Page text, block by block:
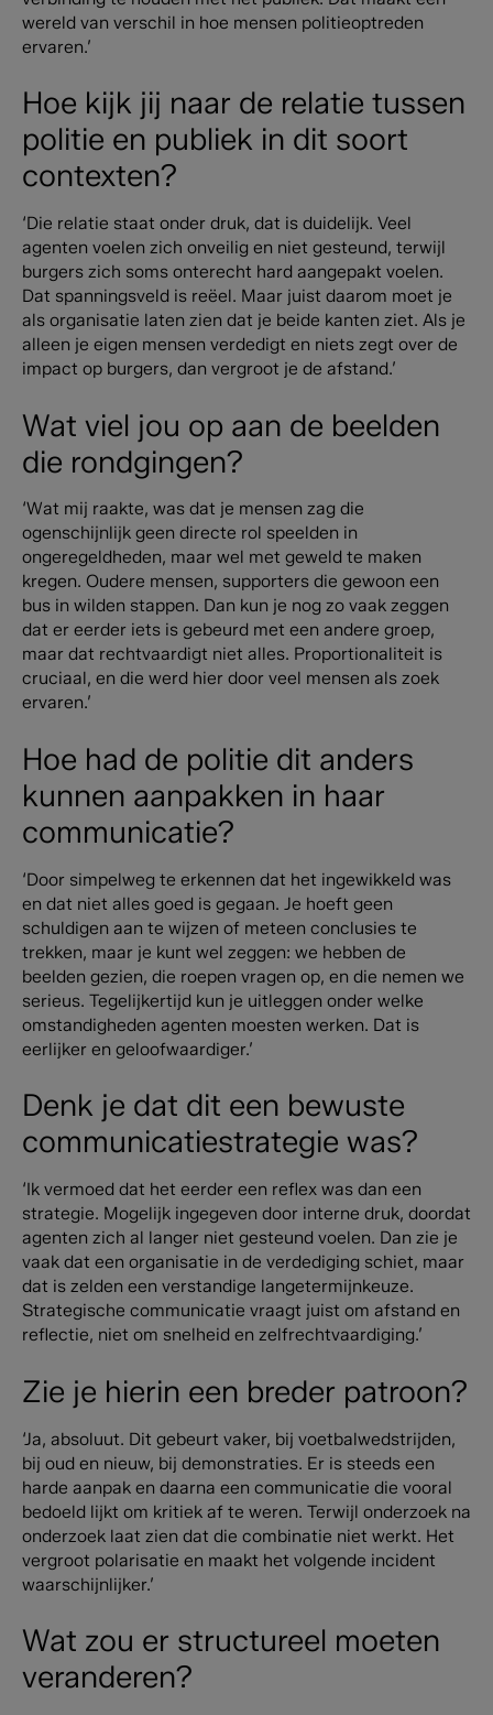
wereld van verschil in hoe mensen politieoptreden
ervaren.’
Hoe kijk jij naar de relatie tussen
politie en publiek in dit soort
contexten?
‘Die relatie staat onder druk, dat is duidelijk. Veel
agenten voelen zich onveilig en niet gesteund, terwijl
burgers zich soms onterecht hard aangepakt voelen.
Dat spanningsveld is reëel. Maar juist daarom moet je
als organisatie laten zien dat je beide kanten ziet. Als je
alleen je eigen mensen verdedigt en niets zegt over de
impact op burgers, dan vergroot je de afstand.’
Wat viel jou op aan de beelden
die rondgingen?
‘Wat mij raakte, was dat je mensen zag die
ogenschijnlijk geen directe rol speelden in
ongeregeldheden, maar wel met geweld te maken
kregen. Oudere mensen, supporters die gewoon een
bus in wilden stappen. Dan kun je nog zo vaak zeggen
dat er eerder iets is gebeurd met een andere groep,
maar dat rechtvaardigt niet alles. Proportionaliteit is
cruciaal, en die werd hier door veel mensen als zoek
ervaren.’
Hoe had de politie dit anders
kunnen aanpakken in haar
communicatie?
‘Door simpelweg te erkennen dat het ingewikkeld was
en dat niet alles goed is gegaan. Je hoeft geen
schuldigen aan te wijzen of meteen conclusies te
trekken, maar je kunt wel zeggen: we hebben de
beelden gezien, die roepen vragen op, en die nemen we
serieus. Tegelijkertijd kun je uitleggen onder welke
omstandigheden agenten moesten werken. Dat is
eerlijker en geloofwaardiger.’
Denk je dat dit een bewuste
communicatiestrategie was?
‘Ik vermoed dat het eerder een reflex was dan een
strategie. Mogelijk ingegeven door interne druk, doordat
agenten zich al langer niet gesteund voelen. Dan zie je
vaak dat een organisatie in de verdediging schiet, maar
dat is zelden een verstandige langetermijnkeuze.
Strategische communicatie vraagt juist om afstand en
reflectie, niet om snelheid en zelfrechtvaardiging.’
Zie je hierin een breder patroon?
‘Ja, absoluut. Dit gebeurt vaker, bij voetbalwedstrijden,
bij oud en nieuw, bij demonstraties. Er is steeds een
harde aanpak en daarna een communicatie die vooral
bedoeld lijkt om kritiek af te weren. Terwijl onderzoek na
onderzoek laat zien dat die combinatie niet werkt. Het
vergroot polarisatie en maakt het volgende incident
waarschijnlijker.’
Wat zou er structureel moeten
veranderen?